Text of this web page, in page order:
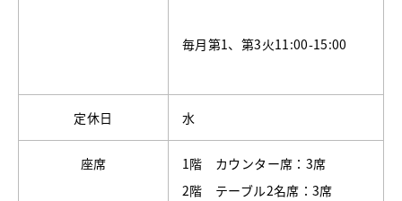
毎月第1、第3火11:00-15:00
定休日 水
座席
1階 カウンター席：3席
2階 テーブル2名席：3席